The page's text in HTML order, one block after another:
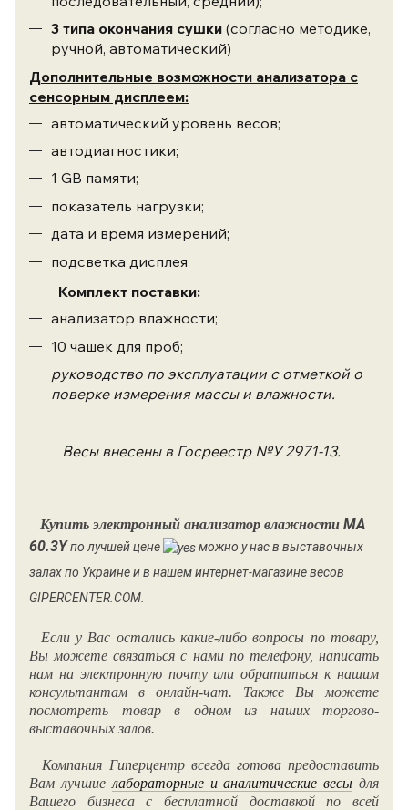
3 типа окончания сушки (согласно методике,
ручной, автоматический)
Дополнительные возможности анализатора с
сенсорным дисплеем:
автоматический уровень весов;
автодиагностики;
1 GB памяти;
показатель нагрузки;
дата и время измерений;
подсветка дисплея
Комплект поставки:
анализатор влажности;
10 чашек для проб;
руководство по эксплуатации с отметкой о
поверке измерения массы и влажности.
Весы внесены в Госреестр №У 2971-13.
Купитьэлектронный анализатор влажности МА
60.3Yпо лучшей цене
можно у нас в выставочных
залах по Украине и в нашем интернет-магазине весов
GIPERCENTER.COM.
Если у Вас остались какие-либо вопросы по товару,
Вы можете связаться с нами по телефону, написать
нам на электронную почту или обратиться к нашим
консультантам в онлайн-чат. Также Вы можете
посмотреть товар в одном из наших торгово-
выставочных залов.
Компания Гиперцентр всегда готова предоставить
Вам лучшие лабораторные и аналитические весы для
Вашего бизнеса с бесплатной доставкой по всей